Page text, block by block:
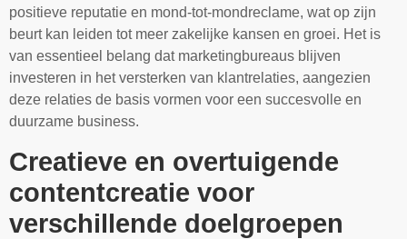
positieve reputatie en mond-tot-mondreclame, wat op zijn
beurt kan leiden tot meer zakelijke kansen en groei. Het is
van essentieel belang dat marketingbureaus blijven
investeren in het versterken van klantrelaties, aangezien
deze relaties de basis vormen voor een succesvolle en
duurzame business.
Creatieve en overtuigende
contentcreatie voor
verschillende doelgroepen